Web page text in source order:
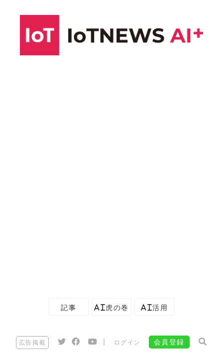
記事 AI虎の巻 AI活用
広告掲載 ログイン 会員登録